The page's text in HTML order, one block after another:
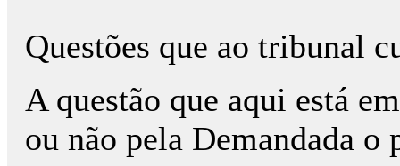
Questões que ao tribunal
A questão que aqui está
ou não pela Demandada o